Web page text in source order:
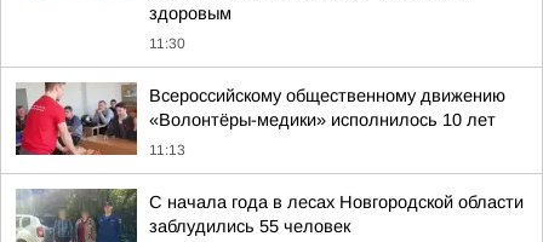
здоровым
11:30
Всероссийскому общественному движению
«Волонтёры-медики» исполнилось 10 лет
11:13
С начала года в лесах Новгородской области
заблудились 55 человек